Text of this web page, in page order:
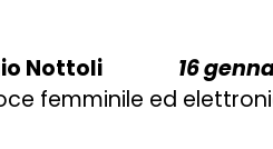
Nottoli 16
femminile ed